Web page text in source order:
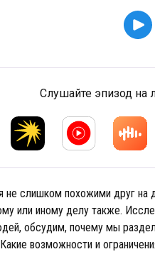
Слушайте эпизод
слишком похожими друг на
или иному делу также.
обсудим, почему мы
возможности и